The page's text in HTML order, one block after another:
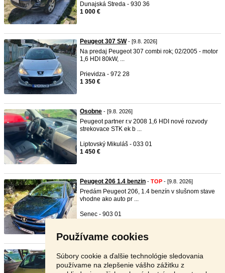
Používame cookies
Súbory cookie a ďalšie technológie sledovania
používame na zlepšenie vášho zážitku z
Dunajská Streda - 930 36
1 000 €
Peugeot 307 SW- [9.8. 2026]
Na predaj Peugeot 307 combi rok; 02/2005 - motor
1,6 HDI 80kW, ...
Prievidza - 972 28
1 350 €
Osobne - [9.8. 2026]
Peugeot partner r.v 2008 1,6 HDI nové rozvody
strekovace STK ek b ...
Liptovský Mikuláš - 033 01
1 450 €
Peugeot 206 1.4 benzin - TOP - [9.8. 2026]
Predám Peugeot 206, 1.4 benzín v slušnom stave
vhodne ako auto pr ...
Senec - 903 01
spolahlivy motor 1.6 benzin, 80 kW, rok 2002
zanovna STK a EK do ...